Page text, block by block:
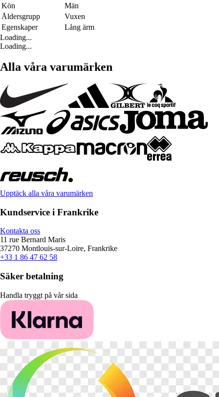
Kön
Män
Åldersgrupp
Vuxen
Egenskaper
Lång ärm
Loading...
Loading...
Alla våra varumärken
Upptäck alla våra varumärken
Kundservice i Frankrike
Kontakta oss
11 rue Bernard Maris
37270 Montlouis-sur-Loire, Frankrike
+33 1 86 47 62 58
Säker betalning
Handla tryggt på vår sida